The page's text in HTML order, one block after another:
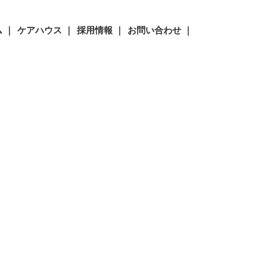
ケアハウス ｜ 採用情報 ｜ お問い合わせ ｜